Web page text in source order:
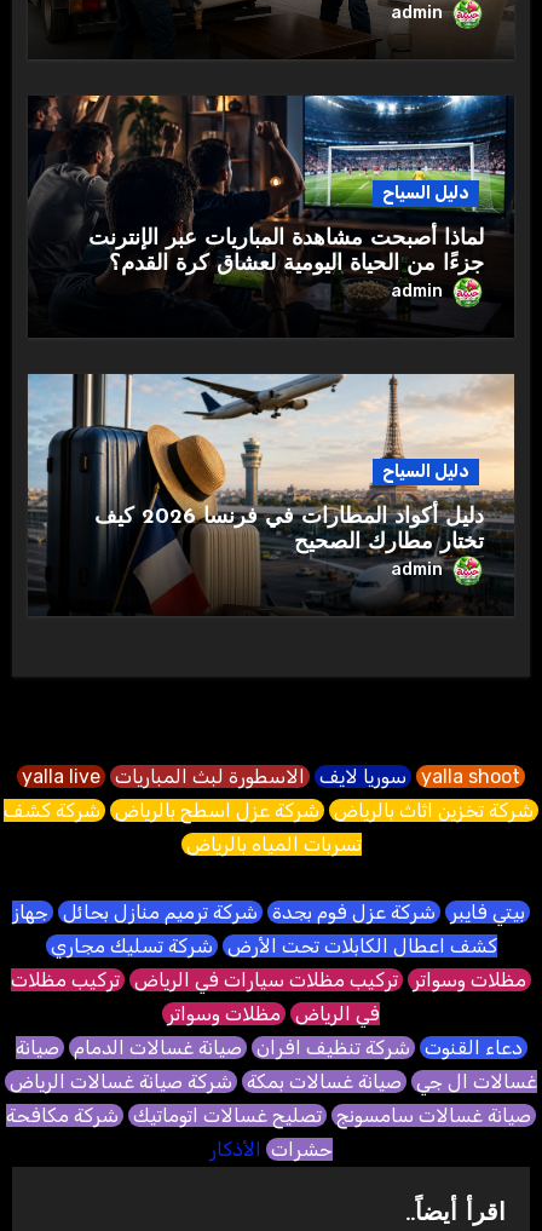
admin
دليل السياح
لماذا أصبحت مشاهدة المباريات عبر الإنترنت
جزءًا من الحياة اليومية لعشاق كرة القدم؟
admin
دليل السياح
دليل أكواد المطارات في فرنسا 2026 كيف
تختار مطارك الصحيح
admin
yalla shoot سوريا لايف الاسطورة لبث المباريات yalla live
شركة تخزين اثاث بالرياض شركة عزل اسطح بالرياض شركة كشف
تسربات المياه بالرياض
بيتي فايبر شركة عزل فوم بجدة شركة ترميم منازل بحائل جهاز
كشف اعطال الكابلات تحت الأرض شركة تسليك مجاري
مظلات وسواتر تركيب مظلات سيارات في الرياض تركيب مظلات
في الرياض مظلات وسواتر
دعاء القنوت شركة تنظيف افران صيانة غسالات الدمام صيانة
غسالات ال جي صيانة غسالات بمكة شركة صيانة غسالات الرياض
صيانة غسالات سامسونج تصليح غسالات اتوماتيك شركة مكافحة
حشرات الأذكار
اقرأ أيضاً..